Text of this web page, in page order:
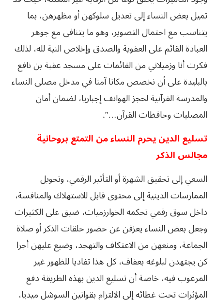
تميل بعض النساء إلى تعديل سلوكهن أو مظهرهن، بما
يتناسب مع احتمال التصوير، وهو ما يتنافى مع جوهر
العبادة القائم على العفوية والصدق وإخلاص النية لله، لذلك
فكرت أنا وزميلاتي من القائمات على مسجد عقبة بن نافع
بالبليدة على أن نخصص مكانا آمنا في مدخل مصلى النساء
والمدرسة القرآنية لحجز الهواتف إجباريا، لضمان أمان
المصليات وحافظات القرآن…”.
تسليع الدين يحرم النساء من التمتع بروحانية
مجالس الذكر
السعي إلى تحقيق الشهرة أو التأثير الرقمي، وتحويل
الممارسات الدينية إلى محتوى قابل للاستهلاك والمنافسة،
داخل سوق رقمي تحكمه الخوارزميات، ضيق على الكثيرات
وجعل بعض النساء يعزفن عن حضور حلقات الذكر أو صلاة
الجماعة، ومنعهن من الاعتكاف والتهجد، وضيع عليهن أجرا
كن يجتهدن لبلوغه بعفاف، كل هذا تفاديا للظهور غير
المرغوب فيه، خاصة أن تسليع الدين بهذه الطريقة دفع
المؤثرات تحت غطائه إلى الالتزام بقوانين السوشل ميديا،